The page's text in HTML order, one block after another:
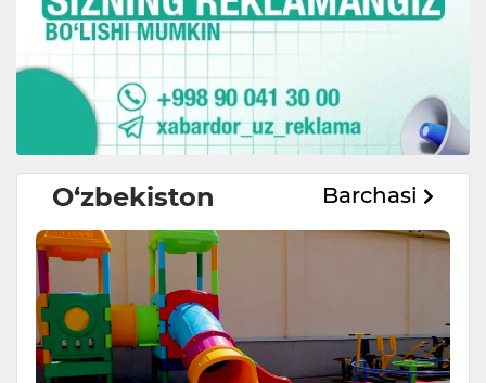
O‘zbekiston Barchasi